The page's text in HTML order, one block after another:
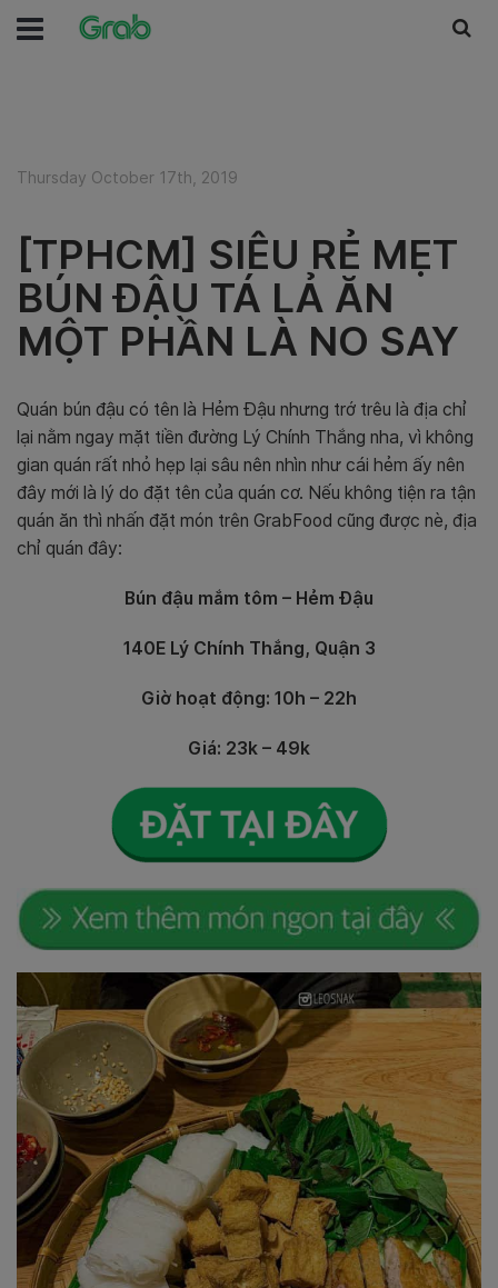
Thursday October 17th, 2019
[TPHCM] SIÊU RẺ MẸT
BÚN ĐẬU TÁ LẢ ĂN
MỘT PHẦN LÀ NO SAY
Quán bún đậu có tên là Hẻm Đậu nhưng trớ trêu là địa chỉ
lại nằm ngay mặt tiền đường Lý Chính Thắng nha, vì không
gian quán rất nhỏ hẹp lại sâu nên nhìn như cái hẻm ấy nên
đây mới là lý do đặt tên của quán cơ. Nếu không tiện ra tận
quán ăn thì nhấn đặt món trên GrabFood cũng được nè, địa
chỉ quán đây:
Bún đậu mắm tôm – Hẻm Đậu
140E Lý Chính Thắng, Quận 3
Giờ hoạt động: 10h – 22h
Giá: 23k – 49k